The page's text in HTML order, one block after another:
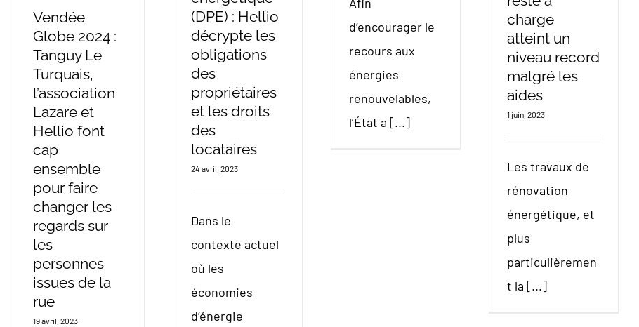
charge
atteint un
niveau record
malgré les
aides
1 juin, 2023
Les travaux de
rénovation
énergétique, et
plus
particulièremen
t la [...]
d’encourager le
recours aux
énergies
renouvelables,
l’État a [...]
(DPE) : Hellio
décrypte les
obligations
des
propriétaires
et les droits
des
locataires
24 avril, 2023
Dans le
contexte actuel
où les
économies
d’énergie
Tous les dossiers de
presse publiés
Vendée
Globe 2024 :
Tanguy Le
Turquais,
l’association
Lazare et
Hellio font
cap
ensemble
pour faire
changer les
regards sur
les
personnes
issues de la
rue
19 avril, 2023